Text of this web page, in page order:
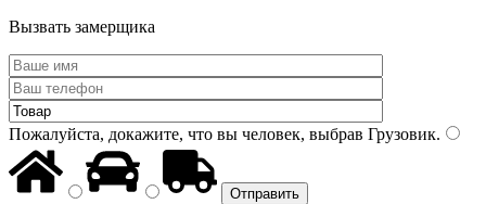
Вызвать замерщика
Пожалуйста, докажите, что вы человек, выбрав Грузовик.